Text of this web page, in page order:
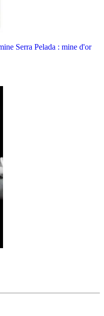
Serra Pelada : mine d'or